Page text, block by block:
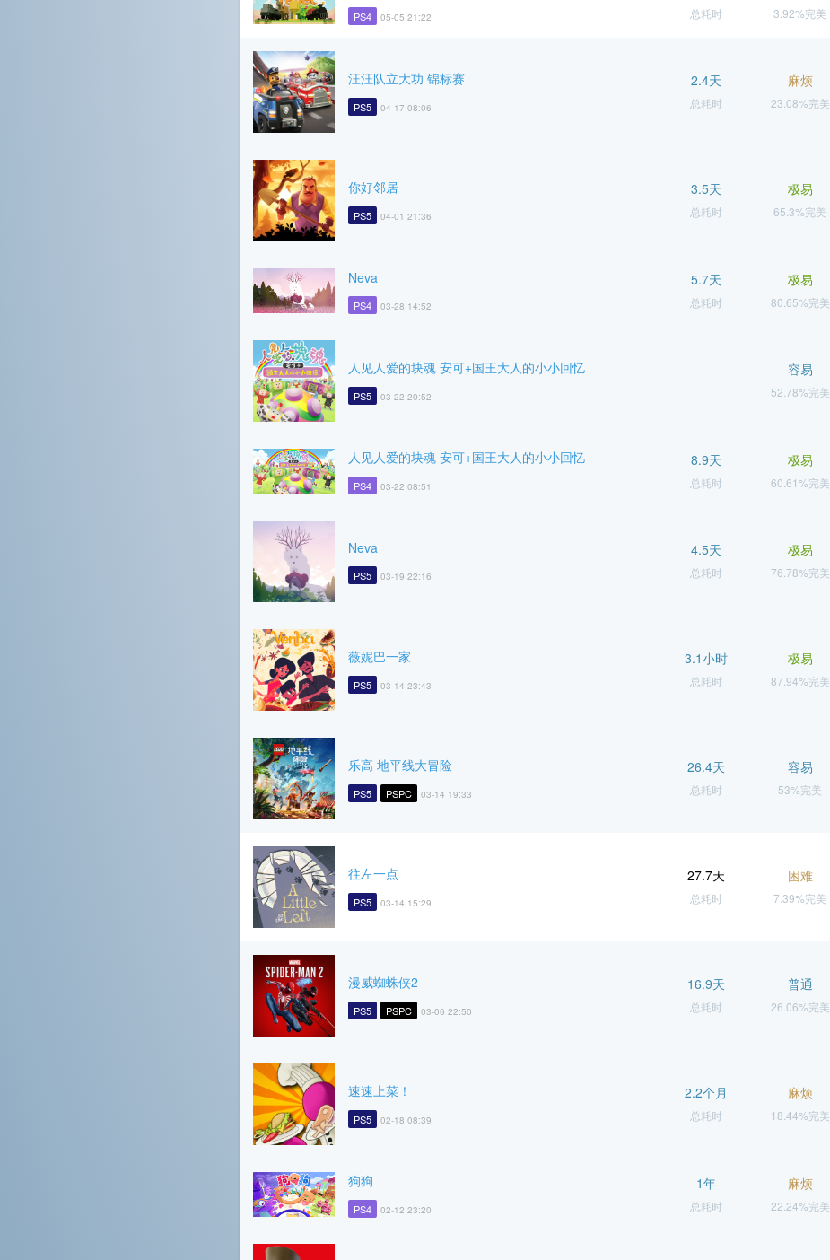
PS4 05-05 21:22 总耗时 3.92%完美
汪汪队立大功 锦标赛
PS5 04-17 08:06
2.4天
总耗时
麻烦
23.08%完美
你好邻居
PS5 04-01 21:36
3.5天
总耗时
极易
65.3%完美
Neva
PS4 03-28 14:52
5.7天
总耗时
极易
80.65%完美
人见人爱的块魂 安可+国王大人的小小回忆
PS5 03-22 20:52
容易
52.78%完美
人见人爱的块魂 安可+国王大人的小小回忆
PS4 03-22 08:51
8.9天
总耗时
极易
60.61%完美
Neva
PS5 03-19 22:16
4.5天
总耗时
极易
76.78%完美
薇妮巴一家
PS5 03-14 23:43
3.1小时
总耗时
极易
87.94%完美
乐高 地平线大冒险
PS5 PSPC 03-14 19:33
26.4天
总耗时
容易
53%完美
往左一点
PS5 03-14 15:29
27.7天
总耗时
困难
7.39%完美
漫威蜘蛛侠2
PS5 PSPC 03-06 22:50
16.9天
总耗时
普通
26.06%完美
速速上菜！
PS5 02-18 08:39
2.2个月
总耗时
麻烦
18.44%完美
狗狗
PS4 02-12 23:20
1年
总耗时
麻烦
22.24%完美